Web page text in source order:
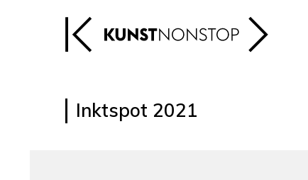
Inktspot 2021